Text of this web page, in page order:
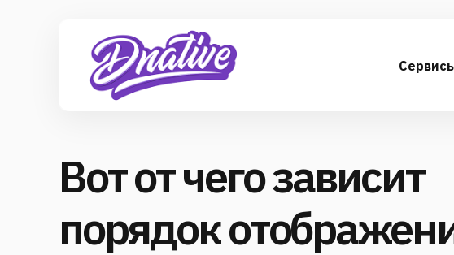
Вот от чего зависит
порядок